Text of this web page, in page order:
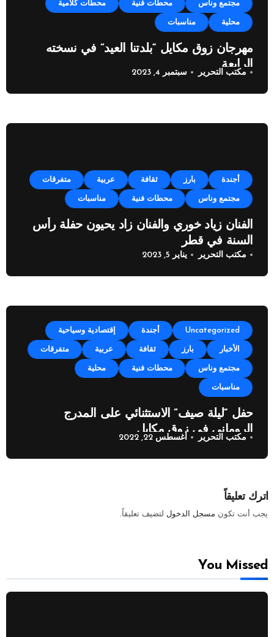
مجتمع وناس محطات فنية محطات كلامية
محلية مناسبات
مهرجان زوق مكايل “بلدتنا العيد” في نسخته
الرابعة
مكتب التحرير سبتمبر 4, 2023
أجندة بارز ثقافة عربية متفرقات
مجتمع وناس محطات فنية مناسبات
الفنان زياد خوري والفنان زاد يحيون حفلة رأس
السنة في قطر
مكتب التحرير يناير 5, 2023
Uncategorized أجندة إقتصادية وسياحية
الأخبار بارز ثقافة عربية متفرقات
مجتمع وناس محطات فنية محلية
مناسبات
حفل “ليلة صيف” الاستثنائي على المدرج
الروماني في زوق مكايل
مكتب التحرير أغسطس 22, 2022
اترك تعليقاً
يجب أنت تكون مسجل الدخول لتضيف تعليقاً.
You Missed